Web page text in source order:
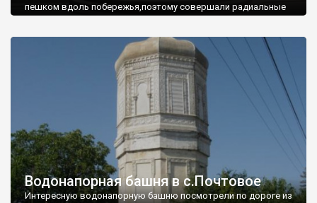
пешком вдоль побережья,поэтому совершали радиальные
Водонапорная башня в с.Почтовое
Интересную водонапорную башню посмотрели по дороге из